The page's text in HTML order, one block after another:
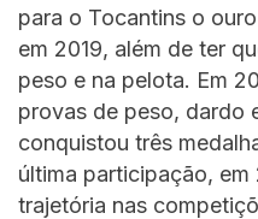
para o Tocantins o
em 2019, além de ter
peso e na pelota. Em
provas de peso, dardo
conquistou três
última participação,
trajetória nas